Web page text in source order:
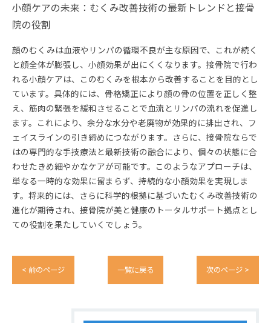
小顔ケアの未来：むくみ改善技術の最新トレンドと接骨
院の役割
顔のむくみは血液やリンパの循環不良が主な原因で、これが続く
と顔全体が膨張し、小顔効果が出にくくなります。接骨院で行わ
れる小顔ケアは、このむくみを根本から改善することを目的とし
ています。具体的には、骨格矯正により顔の骨の位置を正しく整
え、筋肉の緊張を緩和させることで血流とリンパの流れを促進し
ます。これにより、余分な水分や老廃物が効果的に排出され、フ
ェイスラインの引き締めにつながります。さらに、接骨院ならで
はの専門的な手技療法と最新技術の融合により、個々の状態に合
わせたきめ細やかなケアが可能です。このようなアプローチは、
単なる一時的な効果に留まらず、持続的な小顔効果を実現しま
す。将来的には、さらに科学的根拠に基づいたむくみ改善技術の
進化が期待され、接骨院が美と健康のトータルサポート拠点とし
ての役割を果たしていくでしょう。
< 前のページ 一覧に戻る 次のページ >